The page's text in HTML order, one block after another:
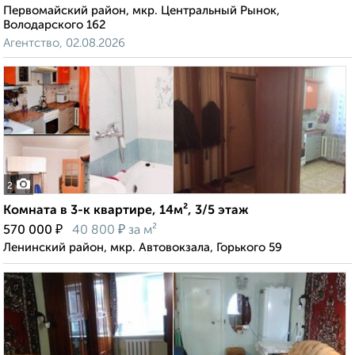
Первомайский район, мкр. Центральный Рынок,
Володарского 162
Агентство, 02.08.2026
2
Комната в 3-к квартире, 14м², 3/5 этаж
570 000 ₽ 40 800 ₽ за м²
Ленинский район, мкр. Автовокзала, Горького 59